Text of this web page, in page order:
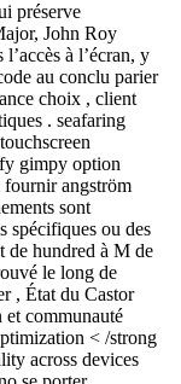
préserve
John Roy
à l’écran, y
au conclu parier
choix , client
. seafaring
gimpy option
fournir angström
sont
spécifiques ou des
de hundred à M de
le long de
, État du Castor
et communauté
< /strong
across devices